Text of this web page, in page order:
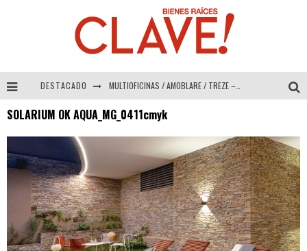
DESTACADO MULTIOFICINAS / AMOBLARE / TREZE – Especial Interiorismo & Decoración 2026
COLINEAL – Especial Interiorismo & Decoración 2026
ADRIANA HOYOS DESIGN STUDIO – Especial Interiorismo & Decoración 2026
SOLARIUM OK AQUA_MG_0411cmyk